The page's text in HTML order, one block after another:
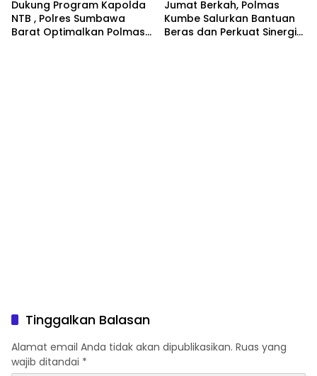
Dukung Program Kapolda
NTB , Polres Sumbawa
Barat Optimalkan Polmas
Jumat Berkah, Polmas
Kumbe Salurkan Bantuan
Beras dan Perkuat Sinergi
Tinggalkan Balasan
Alamat email Anda tidak akan dipublikasikan. Ruas yang
wajib ditandai *